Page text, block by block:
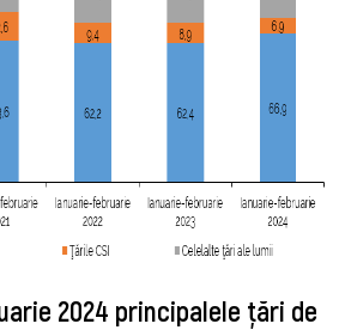
2024 principalele țări de